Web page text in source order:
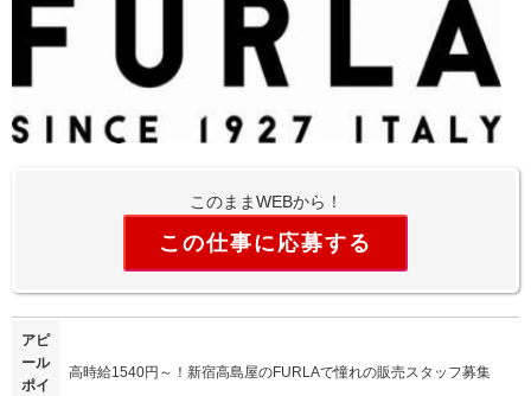
このままWEBから！
この仕事に応募する
アピ
ール
ポイ
高時給1540円～！新宿高島屋のFURLAで憧れの販売スタッフ募集